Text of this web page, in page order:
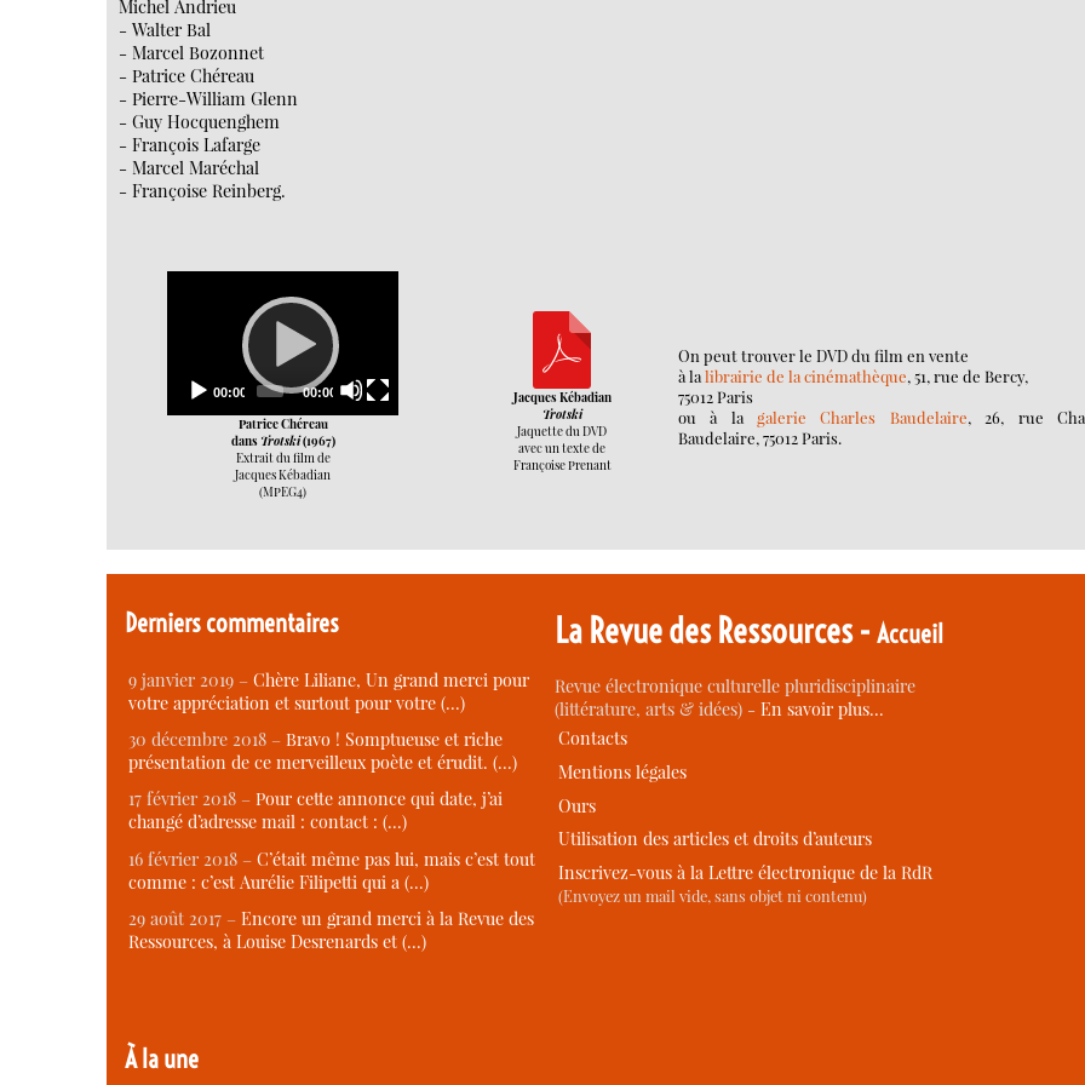
Michel Andrieu
- Walter Bal
- Marcel Bozonnet
- Patrice Chéreau
- Pierre-William Glenn
- Guy Hocquenghem
- François Lafarge
- Marcel Maréchal
- Françoise Reinberg.
Player
Current
00:00
Total
duration
00:00
Patrice Chéreau
dans Trotski(1967)
Extrait du film de
Jacques Kébadian
(MPEG4)
Jacques Kébadian
Trotski
Jaquette du DVD
avec un texte de
Françoise Prenant
On peut trouver le DVD du film en vente
à lalibrairie de la cinémathèque, 51, rue de Bercy‎,
75012 Paris
ou à lagalerie Charles Baudelaire, 26, rue
Baudelaire, 75012 Paris.
Derniers commentaires
9 janvier 2019 – Chère Liliane, Un grand merci pour
votre appréciation et surtout pour votre (…)
30 décembre 2018 – Bravo ! Somptueuse et riche
présentation de ce merveilleux poète et érudit. (…)
17 février 2018 – Pour cette annonce qui date, j’ai
changé d’adresse mail : contact : (…)
16 février 2018 – C’était même pas lui, mais c’est tout
comme : c’est Aurélie Filipetti qui a (…)
29 août 2017 – Encore un grand merci à la Revue des
Ressources, à Louise Desrenards et (…)
À la une
La Revue des Ressources -Accueil
Revue électronique culturelle pluridisciplinaire
(littérature, arts & idées) -En savoir plus…
Contacts
Mentions légales
Ours
Utilisation des articles et droits d’auteurs
Inscrivez-vous à la Lettre électronique de la RdR
(Envoyez un mail vide, sans objet ni contenu)